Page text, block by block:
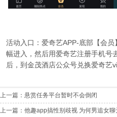
活动入口：爱奇艺APP-底部【会
幅进入，然后用爱奇艺注册手机号
后，到金茂酒店公众号兑换爱奇艺
上一篇： 悬赏任务平台暂时不会倒闭
上一篇： 他趣app搞性别歧视 为何男追女